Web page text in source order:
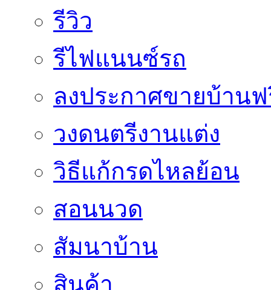
รีวิว
รีไฟแนนซ์รถ
ลงประกาศขายบ้าน
วงดนตรีงานแต่ง
วิธีแก้กรดไหลย้อน
สอนนวด
สัมนาบ้าน
สินค้า